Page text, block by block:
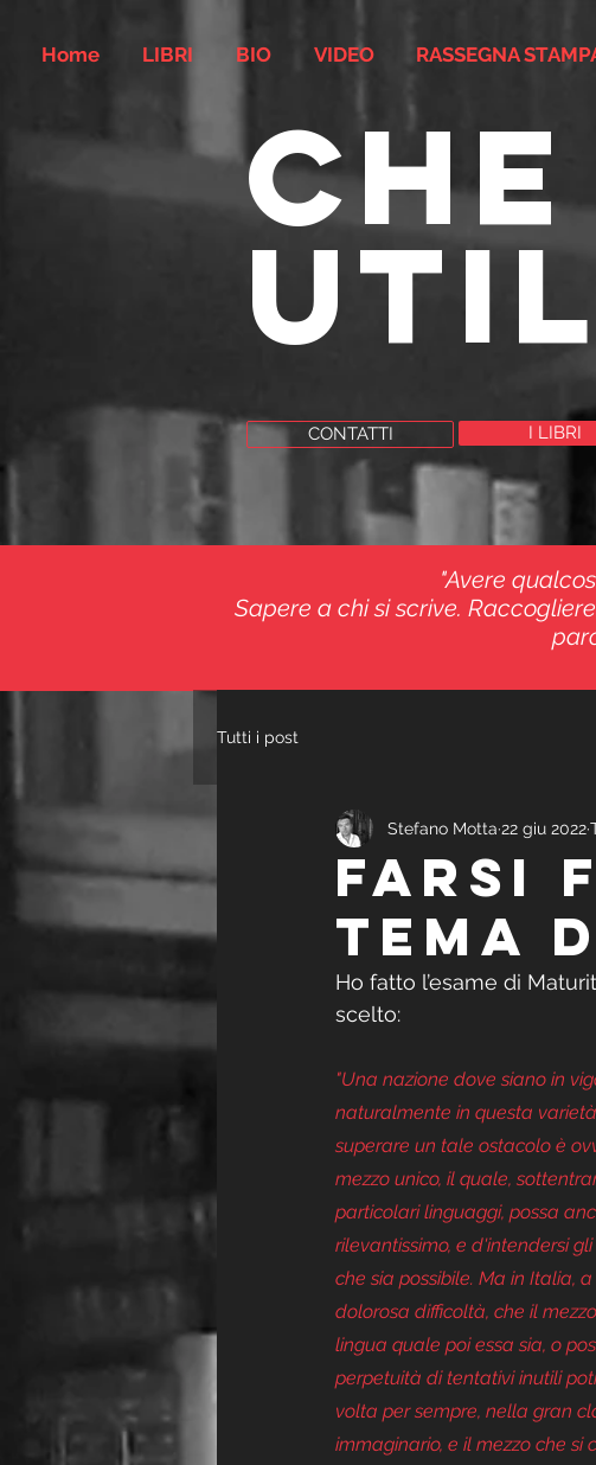
Home LIBRI BIO VIDEO RASSEGNA
CONTATTI I LIBRI
"Avere
Sapere a chi si scrive.
Tutti i post
FARSI
TEMA
Stefano Motta 22 giu 2022
Ho fatto l’esame di
scelto:
"Una nazione dove siano in
naturalmente in questa
superare un tale ostacolo è
mezzo unico, il quale,
particolari linguaggi, possa
rilevantissimo, e d'intendersi
che sia possibile. Ma in Italia,
dolorosa difficoltà, che il
lingua quale poi essa sia, o
perpetuità di tentativi inutili
volta per sempre, nella gran
immaginario, e il mezzo che si